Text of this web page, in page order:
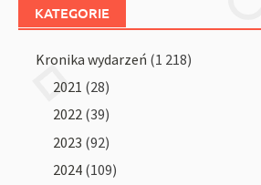
KATEGORIE
Kronika wydarzeń (1 218)
2021 (28)
2022 (39)
2023 (92)
2024 (109)